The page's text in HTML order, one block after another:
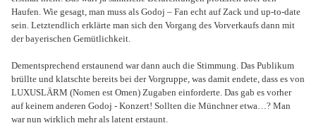
Haufen. Wie gesagt, man muss als Godoj – Fan echt auf Zack und up-to-date
sein. Letztendlich erklärte man sich den Vorgang des Vorverkaufs dann mit
der bayerischen Gemütlichkeit.
Dementsprechend erstaunend war dann auch die Stimmung. Das Publikum
brüllte und klatschte bereits bei der Vorgruppe, was damit endete, dass es von
LUXUSLÄRM (Nomen est Omen) Zugaben einforderte. Das gab es vorher
auf keinem anderen Godoj - Konzert! Sollten die Münchner etwa…? Man
war nun wirklich mehr als latent erstaunt.